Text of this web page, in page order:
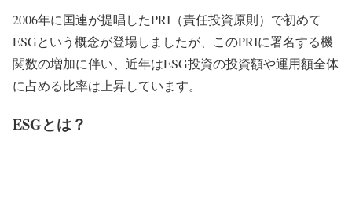
2006年に国連が提唱したPRI（責任投資原則）で初めて
ESGという概念が登場しましたが、このPRIに署名する機
関数の増加に伴い、近年はESG投資の投資額や運用額全体
に占める比率は上昇しています。
ESGとは？